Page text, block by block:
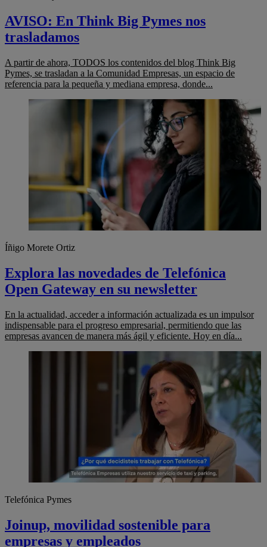
AVISO: En Think Big Pymes nos
trasladamos
A partir de ahora, TODOS los contenidos del blog Think Big
Pymes, se trasladan a la Comunidad Empresas, un espacio de
referencia para la pequeña y mediana empresa, donde...
Íñigo Morete Ortiz
Explora las novedades de Telefónica
Open Gateway en su newsletter
En la actualidad, acceder a información actualizada es un impulsor
indispensable para el progreso empresarial, permitiendo que las
empresas avancen de manera más ágil y eficiente. Hoy en día...
Telefónica Pymes
Joinup, movilidad sostenible para
empresas y empleados